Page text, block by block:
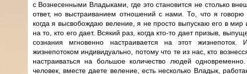
с Вознесенными Владыками, где это становится не столько
ответ, но выстраиванием отношений с нами. То, что я
когда я высвобождаю веление, я не просто выпускаю его в
на то, кто его дает. Всякий раз, когда кто-то дает призыв,
сознания мгновенно настраивается на этот
жизнепотоком индивидуально, потому что те из нас, кто
настраиваться на большое количество людей
человек, вместе даете веление, есть несколько Владык,